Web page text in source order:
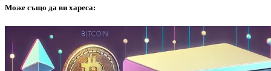
Може също да ви хареса: